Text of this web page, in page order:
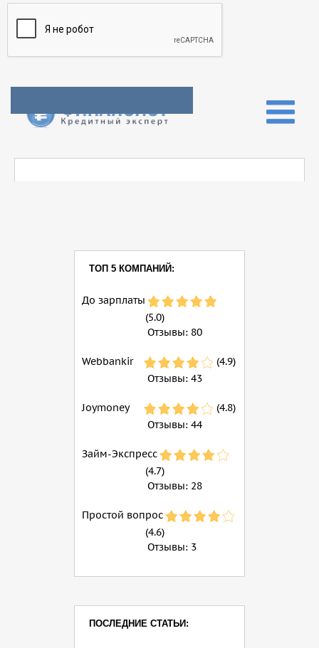
ТОП 5 КОМПАНИЙ:
До зарплаты
(5.0)
Отзывы: 80
Webbankir
(4.9)
Отзывы: 43
Joymoney
(4.8)
Отзывы: 44
Займ-Экспресс
(4.7)
Отзывы: 28
Простой вопрос
(4.6)
Отзывы: 3
ПОСЛЕДНИЕ СТАТЬИ: